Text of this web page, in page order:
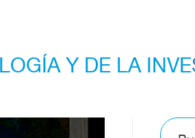
Y DE LA